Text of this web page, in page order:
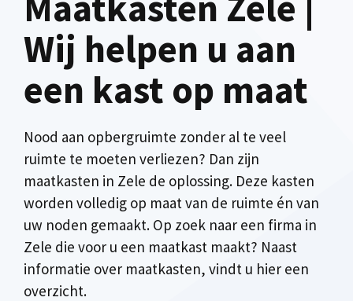
Wij helpen u aan
een kast op maat
Nood aan opbergruimte zonder al te veel
ruimte te moeten verliezen? Dan zijn
maatkasten in Zele de oplossing. Deze kasten
worden volledig op maat van de ruimte én van
uw noden gemaakt. Op zoek naar een firma in
Zele die voor u een maatkast maakt? Naast
informatie over maatkasten, vindt u hier een
overzicht.